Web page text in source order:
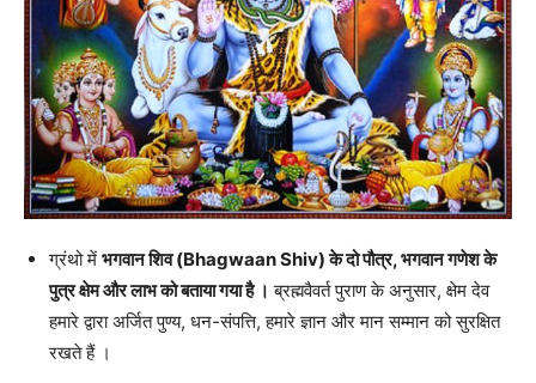
ग्रंथो में भगवान शिव (Bhagwaan Shiv) के दो पौत्र, भगवान गणेश के
पुत्र क्षेम और लाभ को बताया गया है । ब्रह्मवैवर्त पुराण के अनुसार, क्षेम देव
हमारे द्वारा अर्जित पुण्य, धन-संपत्ति, हमारे ज्ञान और मान सम्मान को सुरक्षित
रखते हैं ।